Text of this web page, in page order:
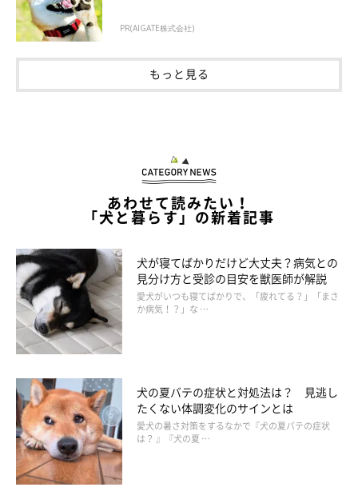
まいにちのいぬ・ねこのきもちアプリ
観で判断したくなるところですが、それがかえって愛犬にストレ
スを与えたり、健康を損なったりしては本末転倒です。
これを機に留守番前後の行動を振り返り、留守番する愛犬にとっ
て、より負担の少ない行動をとっていたか、ぜひ確認してみてく
ださい。特におやつのあげ過ぎは愛犬の健康にも良くないので、
適度に控えた方が良いでしょう。愛犬にとっても飼い主さんにと
っても、嬉しく幸せな留守番の方法を意識するようにしてくださ
いね。
参考／「いぬのきもち」2017年3月号『飼い主さんの「問題行
PR(AIGATE株式会社)
もっと見る
あわせて読みたい！
「犬と暮らす」の新着記事
犬が寝てばかりだけど大丈夫？病気との
見分け方と受診の目安を獣医師が解説
愛犬がいつも寝てばかりで、「疲れてる？」「まさ
か病気！？」な …
犬の夏バテの症状と対処法は？ 見逃し
たくない体調変化のサインとは
愛犬の暑さ対策をするなかで『犬の夏バテの症状
は？ 』『犬の夏 …